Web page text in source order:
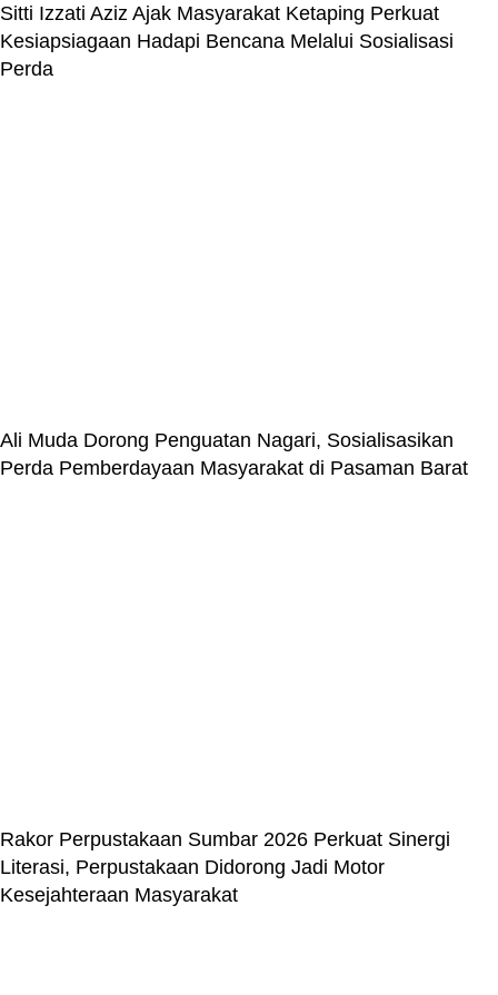
Sitti Izzati Aziz Ajak Masyarakat Ketaping Perkuat
Kesiapsiagaan Hadapi Bencana Melalui Sosialisasi
Perda
Ali Muda Dorong Penguatan Nagari, Sosialisasikan
Perda Pemberdayaan Masyarakat di Pasaman Barat
Rakor Perpustakaan Sumbar 2026 Perkuat Sinergi
Literasi, Perpustakaan Didorong Jadi Motor
Kesejahteraan Masyarakat